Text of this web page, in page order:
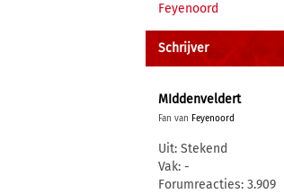
Feyenoord
Schrijver
MIddenveldert
Fan van Feyenoord
Uit: Stekend
Vak: -
Forumreacties: 3.909